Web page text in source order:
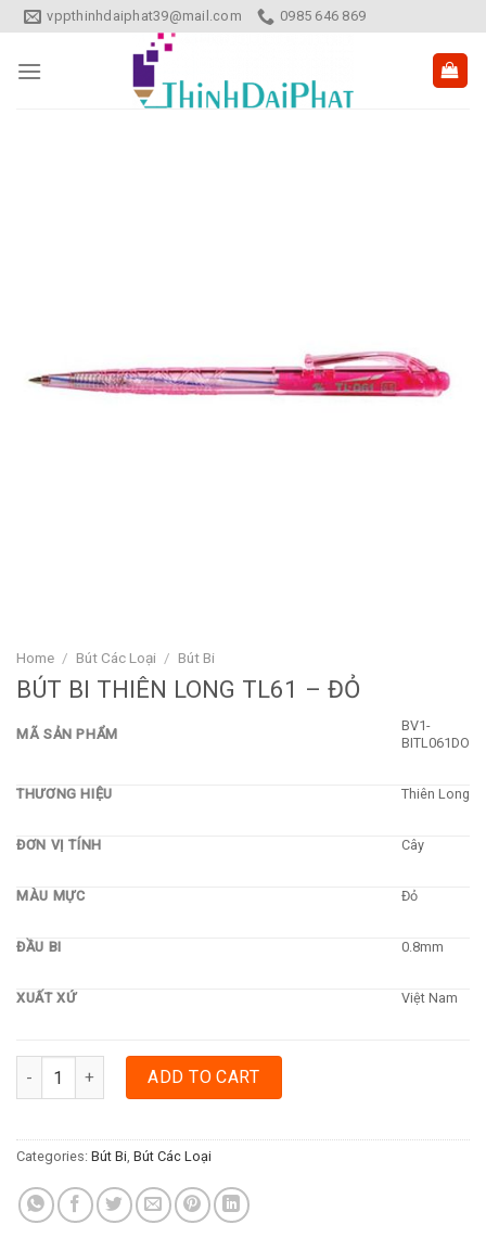
Skip
to
content
vppthinhdaiphat39@mail.com 0985 646 869
Home / Bút Các Loại / Bút Bi
BÚT BI THIÊN LONG TL61 – ĐỎ
MÃ SẢN PHẨM
BV1-
BITL061DO
THƯƠNG HIỆU Thiên Long
ĐƠN VỊ TÍNH Cây
MÀU MỰC Đỏ
ĐẦU BI 0.8mm
XUẤT XỨ Việt Nam
BÚT BI THIÊN LONG TL61 - ĐỎ quantity
ADD TO CART
Categories: Bút Bi Bút Các Loại